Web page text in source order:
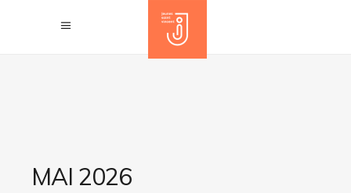
MAI 2026